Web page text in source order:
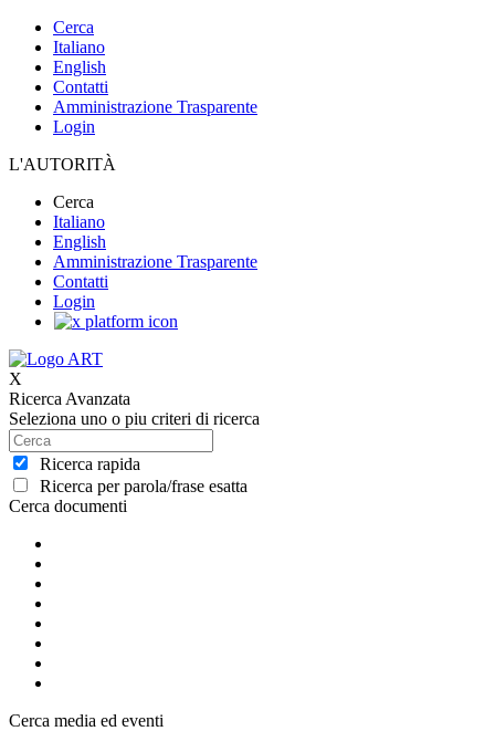
Cerca
Italiano
English
Contatti
Amministrazione Trasparente
Login
L'AUTORITÀ
Cerca
Italiano
English
Amministrazione Trasparente
Contatti
Login
X
Ricerca Avanzata
Seleziona uno o piu criteri di ricerca
Ricerca rapida
Ricerca per parola/frase esatta
Cerca documenti
Cerca media ed eventi